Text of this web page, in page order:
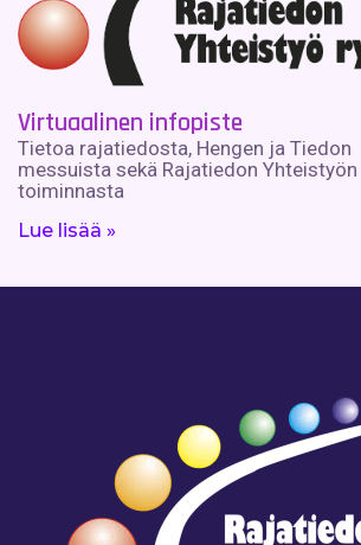
Virtuaalinen infopiste
Tietoa rajatiedosta, Hengen ja Tiedon
messuista sekä Rajatiedon Yhteistyön
toiminnasta
Lue lisää »